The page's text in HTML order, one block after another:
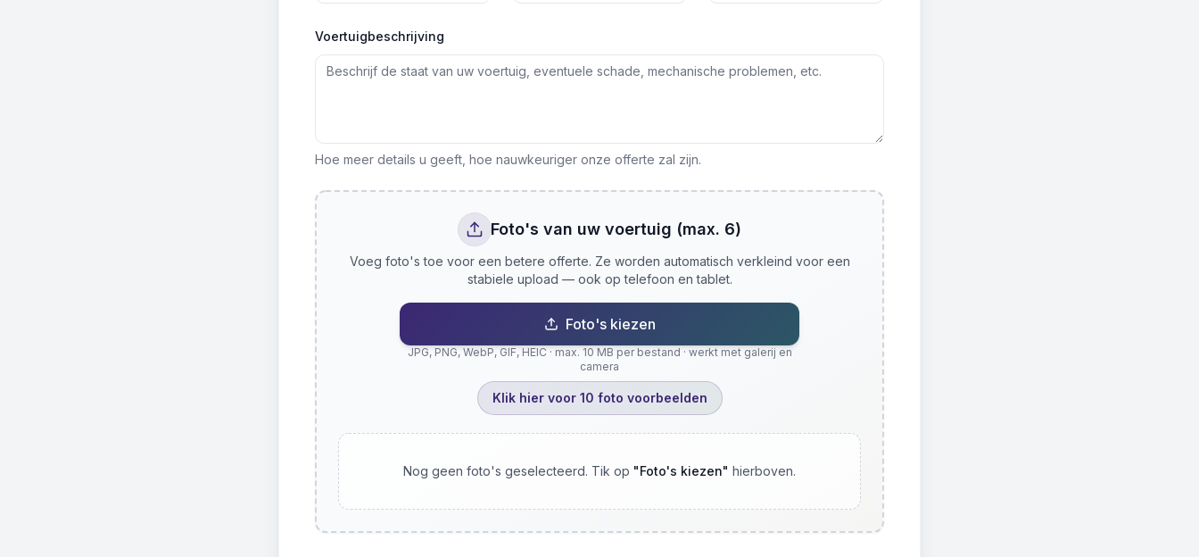
Voertuigbeschrijving
Hoe meer details u geeft, hoe nauwkeuriger onze offerte zal zijn.
Foto's van uw voertuig (max. 6)
Voeg foto's toe voor een betere offerte. Ze worden automatisch verkleind voor een
stabiele upload — ook op telefoon en tablet.
Foto's kiezen
JPG, PNG, WebP, GIF, HEIC · max. 10 MB per bestand · werkt met galerij en
camera
Klik hier voor 10 foto voorbeelden
Nog geen foto's geselecteerd. Tik op "Foto's kiezen" hierboven.